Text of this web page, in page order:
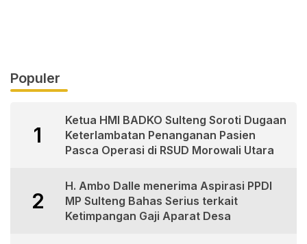
Populer
1
Ketua HMI BADKO Sulteng Soroti Dugaan
Keterlambatan Penanganan Pasien
Pasca Operasi di RSUD Morowali Utara
2
H. Ambo Dalle menerima Aspirasi PPDI
MP Sulteng Bahas Serius terkait
Ketimpangan Gaji Aparat Desa